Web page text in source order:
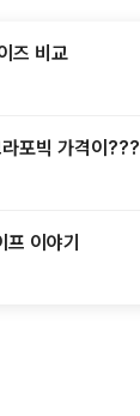
즈 비교
포빅 가격이???
이야기